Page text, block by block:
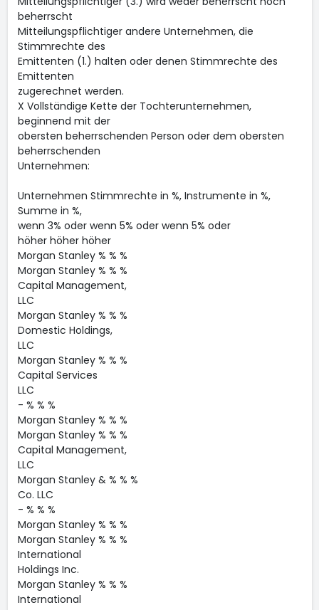
beherrscht
Mitteilungspflichtiger andere Unternehmen, die
Stimmrechte des
Emittenten (1.) halten oder denen Stimmrechte des
Emittenten
zugerechnet werden.
X Vollständige Kette der Tochterunternehmen,
beginnend mit der
obersten beherrschenden Person oder dem obersten
beherrschenden
Unternehmen:
Unternehmen Stimmrechte in %, Instrumente in %,
Summe in %,
wenn 3% oder wenn 5% oder wenn 5% oder
höher höher höher
Morgan Stanley % % %
Morgan Stanley % % %
Capital Management,
LLC
Morgan Stanley % % %
Domestic Holdings,
LLC
Morgan Stanley % % %
Capital Services
LLC
- % % %
Morgan Stanley % % %
Morgan Stanley % % %
Capital Management,
LLC
Morgan Stanley & % % %
Co. LLC
- % % %
Morgan Stanley % % %
Morgan Stanley % % %
International
Holdings Inc.
Morgan Stanley % % %
International